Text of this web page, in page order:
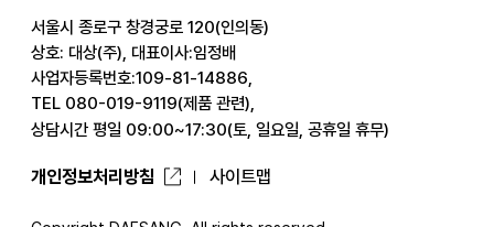
서울시 종로구 창경궁로 120(인의동)
상호: 대상(주), 대표이사:임정배
사업자등록번호:109-81-14886,
TEL 080-019-9119(제품 관련),
상담시간 평일 09:00~17:30(토, 일요일, 공휴일 휴무)
개인정보처리방침 사이트맵